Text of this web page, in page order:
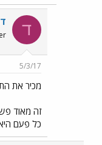
ד
5/3/17
מכיר את
זה מאוד
כל פעם